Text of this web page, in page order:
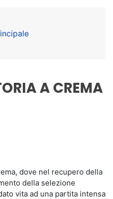
A CREMA
dove nel recupero della
della selezione
vita ad una partita intensa